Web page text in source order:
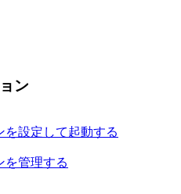
ン
設定して起動する
を管理する